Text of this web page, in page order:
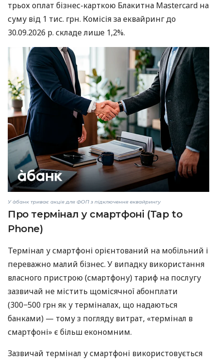
трьох оплат бізнес-карткою Блакитна Mastercard на
суму від 1 тис. грн. Комісія за еквайринг до
30.09.2026 р. складе лише 1,2%.
У àбанк триває акція для ФОП з підключення еквайрингу
Про термінал у смартфоні (Tap to
Phone)
Термінал у смартфоні орієнтований на мобільний і
переважно малий бізнес. У випадку використання
власного пристрою (смартфону) тариф на послугу
зазвичай не містить щомісячної абонплати
(300−500 грн як у терміналах, що надаються
банками) — тому з погляду витрат, «термінал в
смартфоні» є більш економним.
Зазвичай термінал у смартфоні використовується